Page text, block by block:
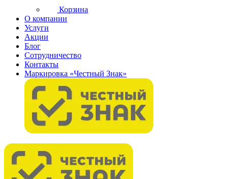
Корзина
О компании
Услуги
Акции
Блог
Сотрудничество
Контакты
Маркировка «Честный Знак»